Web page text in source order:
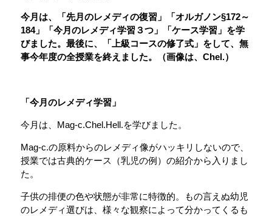
今月は、「先月のレメディの復習」「オルガノン§172～
184」「今月のレメディ学習３つ」「ケース学習」を学
びました。最後に、「上級コースの修了式」をして、無
事今年度の全授業を終えました。（画像は、Chel.）
「今月のレメディ学習」
今月は、Mag-c.Chel.Hell.を学びました。
Mag-c.の原料からのレメディ像がハッキリしないので、
授業では古典的ケース（乳児の例）の紹介から入りまし
た。
子供の排便の色や状態が非常に特徴的。もの言えぬ幼児
のレメディ選びは、様々な観察によって分かってくるも